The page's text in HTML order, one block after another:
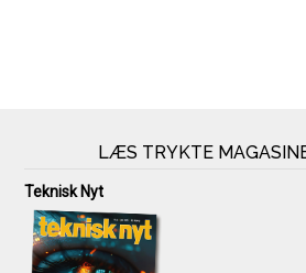
LÆS TRYKTE
Teknisk Nyt